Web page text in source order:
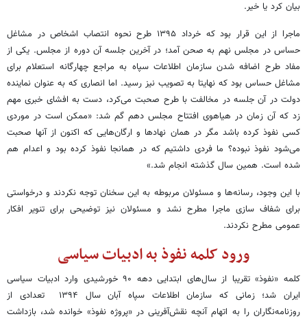
بیان کرد یا خیر.
ماجرا از این قرار بود که خرداد ۱۳۹۵ طرح نحوه انتصاب اشخاص در مشاغل
حساس در مجلس نهم به صحن آمد؛ در آخرین جلسه آن دوره از مجلس. یکی از
مفاد طرح اضافه شدن سازمان اطلاعات سپاه به مراجع چهارگانه استعلام برای
مشاغل حساس بود که نهایتا به تصویب نیز رسید. اما انصاری که به عنوان نماینده
دولت در آن جلسه در مخالفت با طرح صحبت می‌کرد، دست به افشای خبری مهم
زد که آن زمان در هیاهوی افتتاح مجلس دهم گم شد: «ممکن است در موردی
کسی نفوذ کرده باشد مگر در همان نهادها و ارگان‌هایی که اکنون از آنها صحبت
می‌شود نفوذ نبوده؟ ما فردی داشتیم که در همانجا نفوذ کرده بود و اعدام هم
شده است. همین سال گذشته انجام شد.»
با این وجود، رسانه‌ها و مسئولان مربوطه به این سخنان توجه نکردند و درخواستی
برای شفاف سازی ماجرا مطرح نشد و مسئولان نیز توضیحی برای تنویر افکار
عمومی مطرح نکردند.
ورود کلمه نفوذ به ادبیات سیاسی
کلمه «نفوذ» تقریبا از سال‌های ابتدایی دهه ۹۰ خورشیدی وارد ادبیات سیاسی
ایران شد؛ زمانی که سازمان اطلاعات سپاه آبان سال ۱۳۹۴ تعدادی از
روزنامه‌نگاران را به اتهام آنچه نقش‌آفرینی در «پروژه نفوذ» خوانده شد، بازداشت